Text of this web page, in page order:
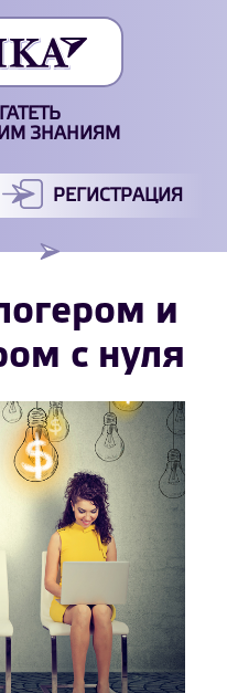
ЗНАНИЯМ
РЕГИСТРАЦИЯ
и
с нуля